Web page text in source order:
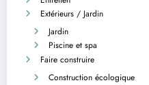
Extérieurs / Jardin
Jardin
Piscine et spa
Faire construire
Construction écologique